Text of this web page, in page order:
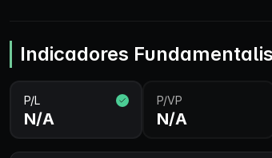
Indicadores
P/L
N/A
P/VP
N/A